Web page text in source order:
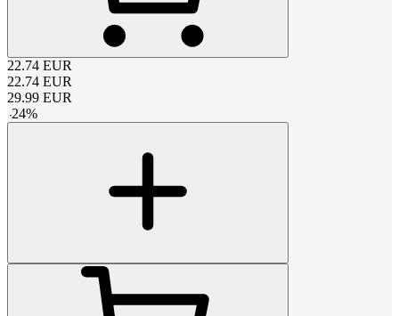
22.74 EUR
22.74 EUR
29.99 EUR
-24%